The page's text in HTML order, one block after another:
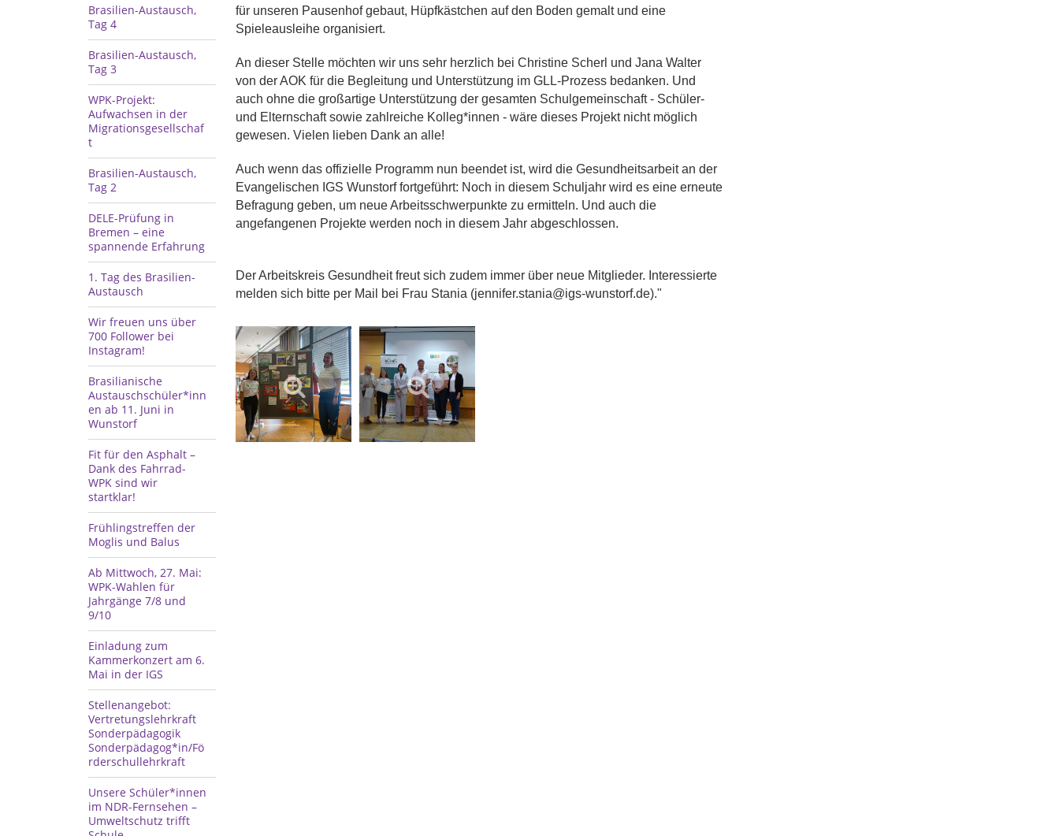
Brasilien-Austausch,
Tag 4
Brasilien-Austausch,
Tag 3
WPK-Projekt:
Aufwachsen in der
Migrationsgesellschaf
t
Brasilien-Austausch,
Tag 2
DELE-Prüfung in
Bremen – eine
spannende Erfahrung
1.⁠ ⁠Tag des Brasilien-
Austausch
Wir freuen uns über
700 Follower bei
Instagram!
Brasilianische
Austauschschüler*inn
en ab 11. Juni in
Wunstorf
Fit für den Asphalt –
Dank des Fahrrad-
WPK sind wir
startklar!
Frühlingstreffen der
Moglis und Balus
Ab Mittwoch, 27. Mai:
WPK-Wahlen für
Jahrgänge 7/8 und
9/10
Einladung zum
Kammerkonzert am 6.
Mai in der IGS
Stellenangebot:
Vertretungslehrkraft
Sonderpädagogik
Sonderpädagog*in/Fö
rderschullehrkraft
Unsere Schüler*innen
im NDR-Fernsehen –
Umweltschutz trifft
für unseren Pausenhof gebaut, Hüpfkästchen auf den Boden gemalt und eine
Spieleausleihe organisiert.
An dieser Stelle möchten wir uns sehr herzlich bei Christine Scherl und Jana Walter
von der AOK für die Begleitung und Unterstützung im GLL-Prozess bedanken. Und
auch ohne die großartige Unterstützung der gesamten Schulgemeinschaft - Schüler-
und Elternschaft sowie zahlreiche Kolleg*innen - wäre dieses Projekt nicht möglich
gewesen. Vielen lieben Dank an alle!
Auch wenn das offizielle Programm nun beendet ist, wird die Gesundheitsarbeit an der
Evangelischen IGS Wunstorf fortgeführt: Noch in diesem Schuljahr wird es eine erneute
Befragung geben, um neue Arbeitsschwerpunkte zu ermitteln. Und auch die
angefangenen Projekte werden noch in diesem Jahr abgeschlossen.
Der Arbeitskreis Gesundheit freut sich zudem immer über neue Mitglieder. Interessierte
melden sich bitte per Mail bei Frau Stania (jennifer.stania@igs-wunstorf.de)."